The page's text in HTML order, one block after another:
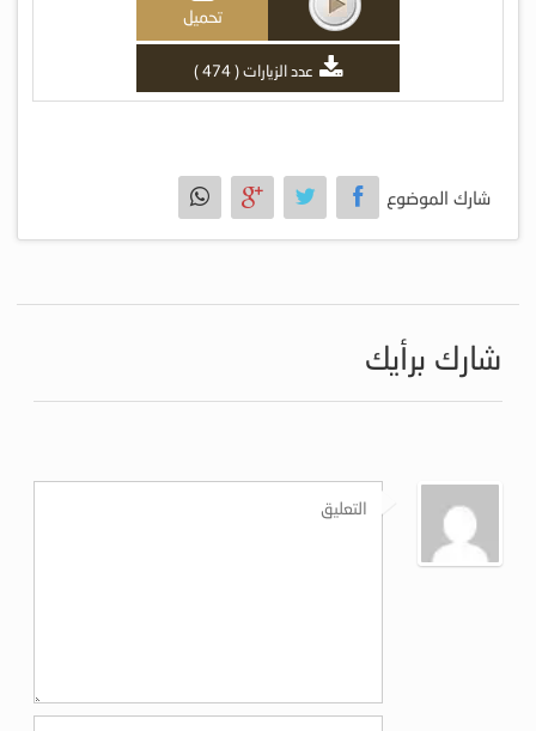
تحميل
عدد الزيارات ( 474 )
شارك الموضوع
شارك برأيك